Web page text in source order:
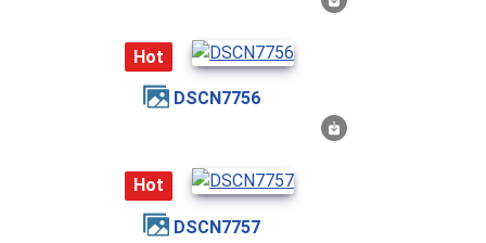
Hot
DSCN7756
Hot
DSCN7757